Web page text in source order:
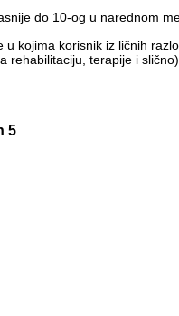
do 10-og u narednom
kojima korisnik iz ličnih
terapije i
5